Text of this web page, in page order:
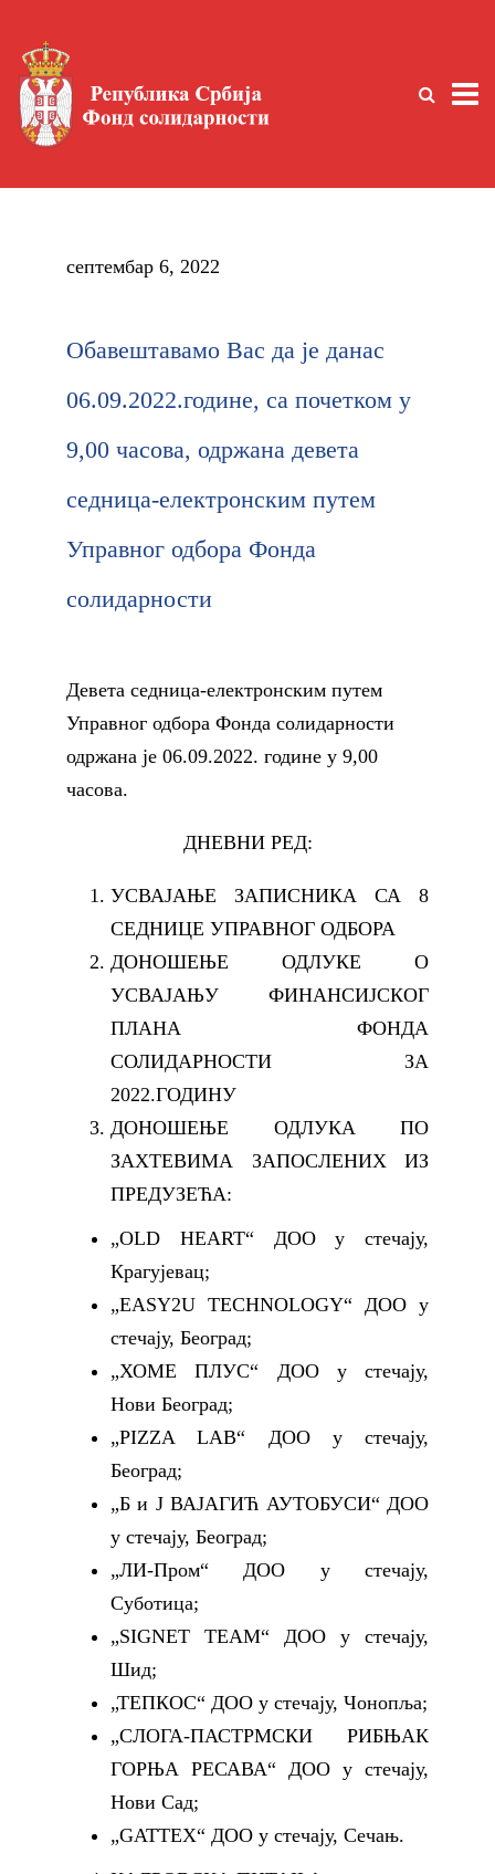
септембар 6, 2022
Обавештавамо Вас да је данас
06.09.2022.године, са почетком у
9,00 часова, одржана девета
седница-електронским путем
Управног одбора Фонда
солидарности
Девета седница-електронским путем
Управног одбора Фонда солидарности
одржана је 06.09.2022. године у 9,00
часова.
ДНЕВНИ РЕД:
УСВАЈАЊЕ ЗАПИСНИКА СА 8
СЕДНИЦЕ УПРАВНОГ ОДБОРА
ДОНОШЕЊЕ ОДЛУКЕ О
УСВАЈАЊУ ФИНАНСИЈСКОГ
ПЛАНА ФОНДА
СОЛИДАРНОСТИ ЗА
2022.ГОДИНУ
ДОНОШЕЊЕ ОДЛУКА ПО
ЗАХТЕВИМА ЗАПОСЛЕНИХ ИЗ
ПРЕДУЗЕЋА:
„OLD HEART“ ДОО у стечају,
Крагујевац;
„EASY2U TECHNOLOGY“ ДОО у
стечају, Београд;
„ХОМЕ ПЛУС“ ДОО у стечају,
Нови Београд;
„PIZZA LAB“ ДОО у стечају,
Београд;
„Б и Ј ВАЈАГИЋ АУТОБУСИ“ ДОО
у стечају, Београд;
„ЛИ-Пром“ ДОО у стечају,
Суботица;
„SIGNET TEAM“ ДОО у стечају,
Шид;
„ТЕПКОС“ ДОО у стечају, Чонопља;
„СЛОГА-ПАСТРМСКИ РИБЊАК
ГОРЊА РЕСАВА“ ДОО у стечају,
Нови Сад;
„GATTEX“ ДОО у стечају, Сечањ.